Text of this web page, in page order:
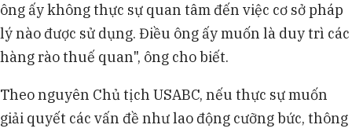
ông ấy không thực sự quan tâm đến việc cơ sở pháp
lý nào được sử dụng. Điều ông ấy muốn là duy trì các
hàng rào thuế quan", ông cho biết.
Theo nguyên Chủ tịch USABC, nếu thực sự muốn
giải quyết các vấn đề như lao động cưỡng bức, thông